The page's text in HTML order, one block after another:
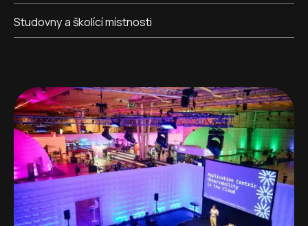
Studovny a školící místnosti